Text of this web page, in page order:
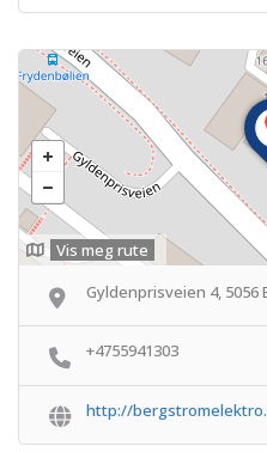
Vis meg rute
Gyldenprisveien 4, 5056
+4755941303
http://